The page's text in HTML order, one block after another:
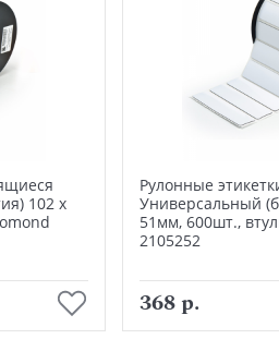
102 х
Рулонные
Универсальный
51мм, 600шт.,
2105252
368 р.